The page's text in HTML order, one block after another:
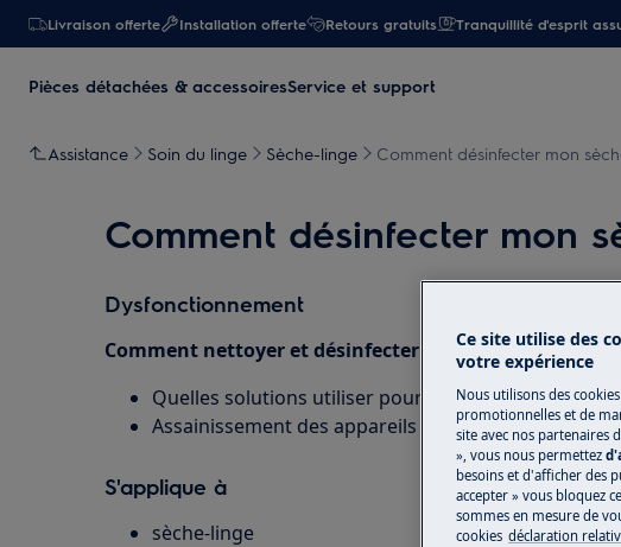
Livraison offerte Installation offerte Retours gratuits Tranquillité d'esprit
Pièces détachées & accessoiresService et support
Assistance Soin du linge Sèche-linge Comment désinfecter mon
Comment désinfecter mon
Dysfonctionnement
Comment nettoyer et désinfecter mon sèche-linge ?
Quelles solutions utiliser pour désinfecter mon
Assainissement des appareils électroménagers
S'applique à
sèche-linge
Ce site utilise des
votre expérience
Nous utilisons des
promotionnelles et de
site avec nos partenaires
», vous nous permettez
besoins et d'afficher des
accepter » vous bloquez
sommes en mesure de
cookies déclaration